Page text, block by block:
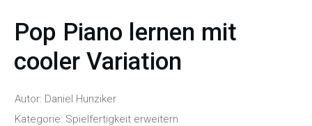
Pop Piano lernen mit
cooler Variation
Autor: Daniel Hunziker
Kategorie: Spielfertigkeit erweitern